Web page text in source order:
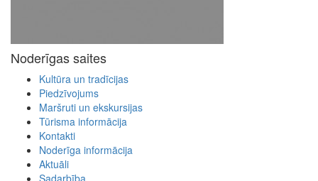
Noderīgas saites
Kultūra un tradīcijas
Piedzīvojums
Maršruti un ekskursijas
Tūrisma informācija
Kontakti
Noderīga informācija
Aktuāli
Sadarbība